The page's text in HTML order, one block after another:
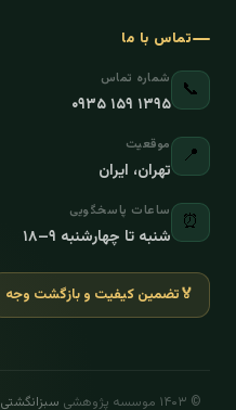
تماس با ما
📞 شماره تماس
۰۹۳۵ ۱۵۹ ۱۳۹۵
📍 موقعیت
تهران، ایران
⏰ ساعات پاسخگویی
شنبه تا چهارشنبه ۹–۱۸
🏅تضمین کیفیت و بازگشت وجه
© ۱۴۰۳ موسسه پژوهشی سبزانگشتی